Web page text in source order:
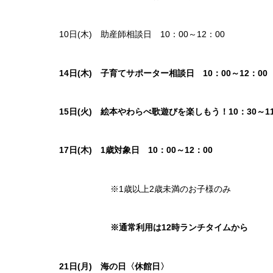
10日(木) 助産師相談日 10：00～12：00
14日(木) 子育てサポーター相談日 10：00～12：00
15日(火) 絵本やわらべ歌遊びを楽しもう！10：30～
17日(木) 1歳対象日 10：00～12：00
※1歳以上2歳未満のお子様のみ
※通常利用は12時ランチタイムから
21日(月) 海の日〈休館日〉